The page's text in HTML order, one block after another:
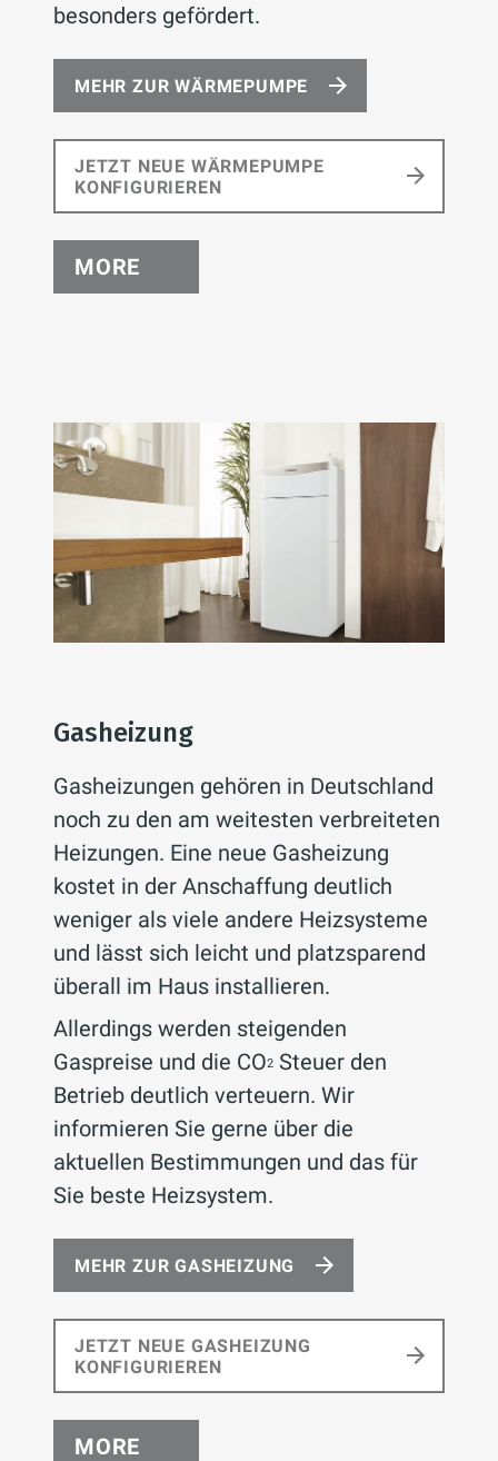
besonders gefördert.
MEHR ZUR WÄRMEPUMPE
JETZT NEUE WÄRMEPUMPE
KONFIGURIEREN
MORE
Gasheizung
Gasheizungen gehören in Deutschland
noch zu den am weitesten verbreiteten
Heizungen. Eine neue Gasheizung
kostet in der Anschaffung deutlich
weniger als viele andere Heizsysteme
und lässt sich leicht und platzsparend
überall im Haus installieren.
Allerdings werden steigenden
Gaspreise und die CO2 Steuer den
Betrieb deutlich verteuern. Wir
informieren Sie gerne über die
aktuellen Bestimmungen und das für
Sie beste Heizsystem.
MEHR ZUR GASHEIZUNG
JETZT NEUE GASHEIZUNG
KONFIGURIEREN
MORE